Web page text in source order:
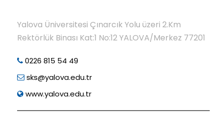
Yalova Üniversitesi Çınarcık Yolu üzeri 2.Km
Rektörlük Binası Kat:1 No:12 YALOVA/Merkez 77201
0226 815 54 49
sks@yalova.edu.tr
www.yalova.edu.tr